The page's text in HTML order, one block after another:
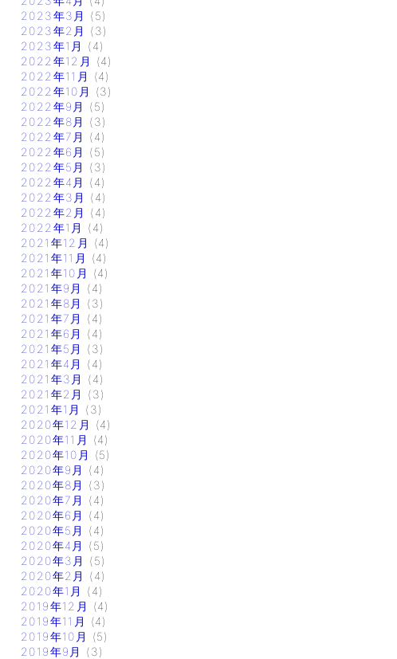
2023年3月
(5)
2023年2月
(3)
2023年1月
(4)
2022年12月
(4)
2022年11月
(4)
2022年10月
(3)
2022年9月
(5)
2022年8月
(3)
2022年7月
(4)
2022年6月
(5)
2022年5月
(3)
2022年4月
(4)
2022年3月
(4)
2022年2月
(4)
2022年1月
(4)
2021年12月
(4)
2021年11月
(4)
2021年10月
(4)
2021年9月
(4)
2021年8月
(3)
2021年7月
(4)
2021年6月
(4)
2021年5月
(3)
2021年4月
(4)
2021年3月
(4)
2021年2月
(3)
2021年1月
(3)
2020年12月
(4)
2020年11月
(4)
2020年10月
(5)
2020年9月
(4)
2020年8月
(3)
2020年7月
(4)
2020年6月
(4)
2020年5月
(4)
2020年4月
(5)
2020年3月
(5)
2020年2月
(4)
2020年1月
(4)
2019年12月
(4)
2019年11月
(4)
2019年10月
(5)
2019年9月
(3)